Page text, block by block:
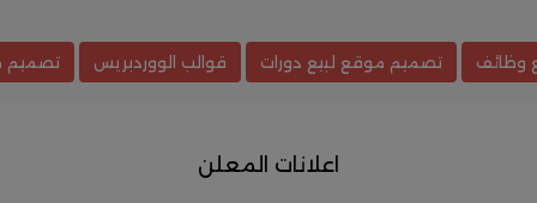
وظائف تصميم موقع لبيع دورات قوالب الووردبريس تصميم
اعلانات المعلن